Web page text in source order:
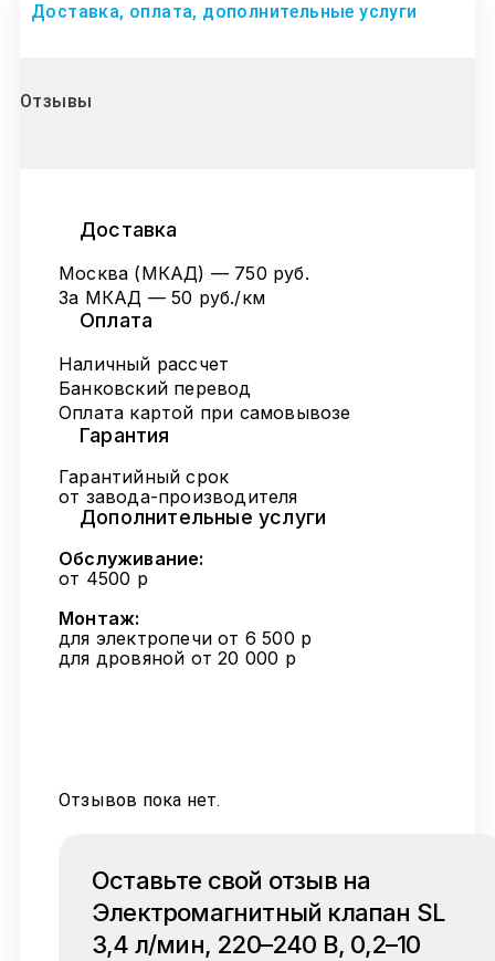
Доставка, оплата, дополнительные услуги
Отзывы
Доставка
Москва (МКАД) — 750 руб.
За МКАД — 50 руб./км
Оплата
Наличный рассчет
Банковский перевод
Оплата картой при самовывозе
Гарантия
Гарантийный срок
от завода-производителя
Дополнительные услуги
Обслуживание:
от 4500 р
Монтаж:
для электропечи от 6 500 р
для дровяной от 20 000 р
Отзывов пока нет.
Оставьте свой отзыв на
Электромагнитный клапан SL
3,4 л/мин, 220–240 В, 0,2–10